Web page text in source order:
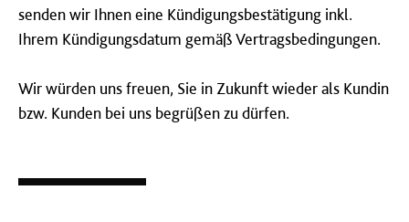
senden wir Ihnen eine Kündigungsbestätigung inkl.
Ihrem Kündigungsdatum gemäß Vertragsbedingungen.
Wir würden uns freuen, Sie in Zukunft wieder als Kundin
bzw. Kunden bei uns begrüßen zu dürfen.